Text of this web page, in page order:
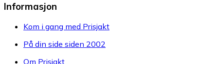
Informasjon
Kom i gang med Prisjakt
På din side siden 2002
Om Prisjakt